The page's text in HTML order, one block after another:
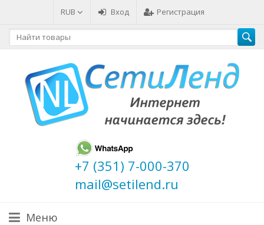
RUB Вход Регистрация
+7 (351) 7-000-370
mail@setilend.ru
Меню